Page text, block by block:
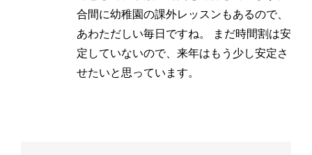
合間に幼稚園の課外レッスンもあるので、
あわただしい毎日ですね。 まだ時間割は安
定していないので、来年はもう少し安定さ
せたいと思っています。